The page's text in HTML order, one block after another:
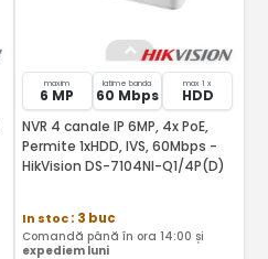
maxim
6 MP
latime banda
60 Mbps
max 1 x
HDD
NVR 4 canale IP 6MP, 4x PoE,
Permite 1xHDD, IVS, 60Mbps -
HikVision DS-7104NI-Q1/4P(D)
In stoc: 3 buc
Comandă până în ora 14:00 și
expediem luni